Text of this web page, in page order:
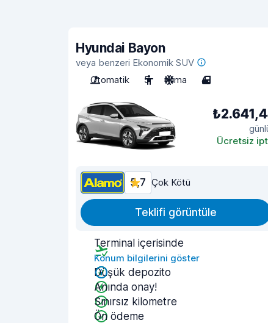
Hyundai Bayon
veya benzeri Ekonomik SUV
Otomatik
5 Klima 4
Ücretsiz
5,7 Çok Kötü
Teklifi görüntüle
Terminal içerisinde
Konum bilgilerini göster
Düşük depozito
Anında onay!
Sınırsız kilometre
Ön ödeme